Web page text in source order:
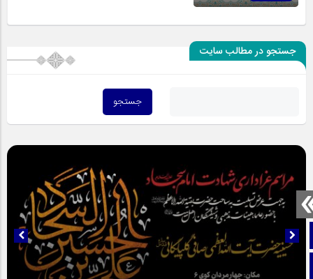
صفحه نخست
جستجو در مطالب سایت